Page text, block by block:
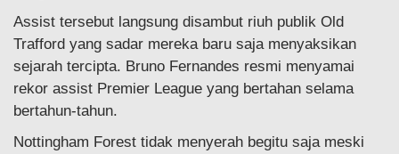
Assist tersebut langsung disambut riuh publik Old
Trafford yang sadar mereka baru saja menyaksikan
sejarah tercipta. Bruno Fernandes resmi menyamai
rekor assist Premier League yang bertahan selama
bertahun-tahun.
Nottingham Forest tidak menyerah begitu saja meski